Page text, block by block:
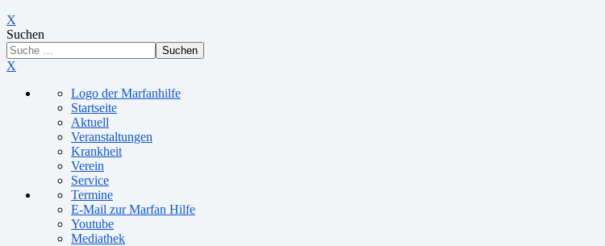
X
Suchen
Suchen
X
Logo der Marfanhilfe
Startseite
Aktuell
Veranstaltungen
Krankheit
Verein
Service
Termine
E-Mail zur Marfan Hilfe
Youtube
Mediathek